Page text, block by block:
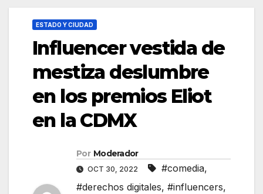
ESTADO Y CIUDAD
Influencer vestida de
mestiza deslumbre
en los premios Eliot
en la CDMX
Por Moderador
OCT 30, 2022 #comedia,
#derechos digitales, #influencers,